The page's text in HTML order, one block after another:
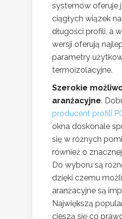
systemów oferuje
ciągłych wiązek na
długości profili, a
wersji oferują
parametry
termoizolacyjne.
Szerokie
aranżacyjne.
producent profili
okna doskonale
się w różnych
również o
Do wyboru są
dzięki czemu
aranżacyjne są
Największą
cieszą się co